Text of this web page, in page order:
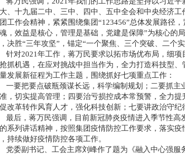
、十九届二中、三中、四中、五中全会和中央经济
工作会精神，紧紧围绕集团“123456”总体发展路径
，效益是核心，管理是基础，党建是保障”为核心的
决胜“三年攻坚”，锚定“一个聚焦、三个突破、二个
针对2021年工作，蒋万民要求以拓市场优布局，细
抓机遇，在应对挑战中担当作为，全力打造科技型
发展新征程为工作主题，围绕抓好七项重点工作：
一要把要点破瓶颈谋长远，科学编制规划； 二要抓主
，切实提高管理； 四要治亏损控成本常预警，全力提
促改革转作风育人才，强化科技创新； 七要讲政治守纪
最后，蒋万民强调，目前新冠肺炎疫情进入季节性
系列讲话精神，按照集团疫情防控工作要求，落实
持续做好疫情防控各项工作。
党委副书记、工会主席刘峰作了题为《融入中心强